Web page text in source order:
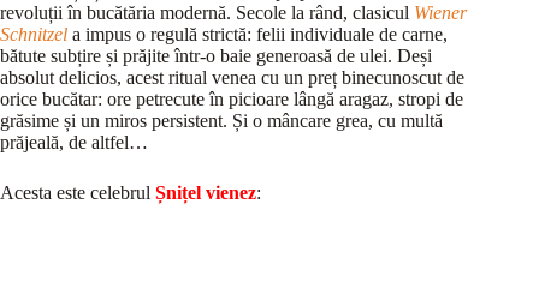
revoluții în bucătăria modernă. Secole la rând, clasicul Wiener
Schnitzel a impus o regulă strictă: felii individuale de carne,
bătute subțire și prăjite într-o baie generoasă de ulei. Deși
absolut delicios, acest ritual venea cu un preț binecunoscut de
orice bucătar: ore petrecute în picioare lângă aragaz, stropi de
grăsime și un miros persistent. Și o mâncare grea, cu multă
prăjeală, de altfel…
Acesta este celebrul Șnițel vienez: